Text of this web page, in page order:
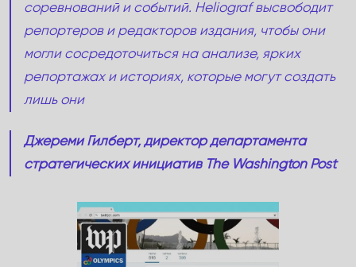
соревнований и событий. Heliograf высвободит
репортеров и редакторов издания, чтобы они
могли сосредоточиться на анализе, ярких
репортажах и историях, которые могут создать
лишь они
Джереми Гилберт, директор департамента
стратегических инициатив The Washington Post